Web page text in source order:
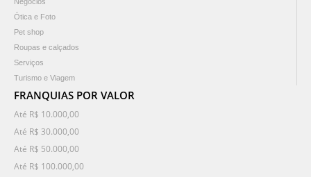
Ótica e Foto
Pet shop
Roupas e calçados
Serviços
Turismo e Viagem
FRANQUIAS POR VALOR
Até R$ 10.000,00
Até R$ 30.000,00
Até R$ 50.000,00
Até R$ 100.000,00